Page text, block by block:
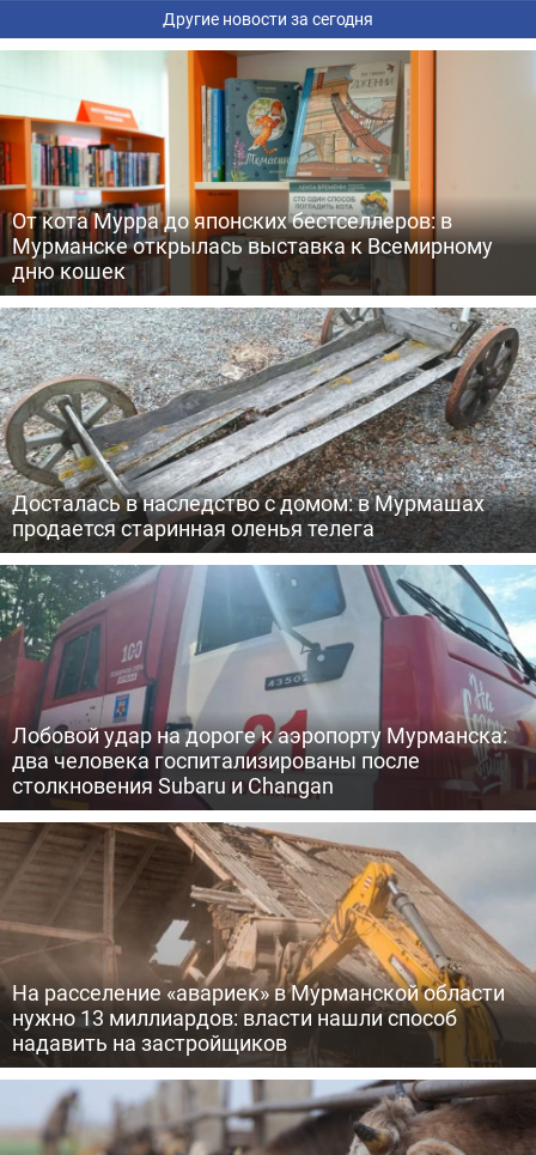
Другие новости за сегодня
От кота Мурра до японских бестселлеров: в
Мурманске открылась выставка к Всемирному
дню кошек
Досталась в наследство с домом: в Мурмашах
продается старинная оленья телега
Лобовой удар на дороге к аэропорту Мурманска:
два человека госпитализированы после
столкновения Subaru и Changan
На расселение «авариек» в Мурманской области
нужно 13 миллиардов: власти нашли способ
надавить на застройщиков